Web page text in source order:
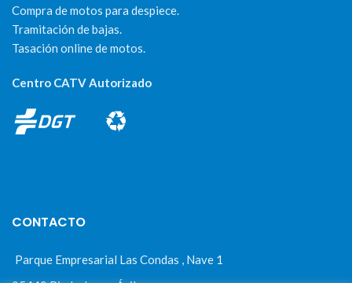
Compra de motos para despiece.
Tramitación de bajas.
Tasación online de motos.
Centro CATV Autorizado
CONTACTO
Parque Empresarial Las Condas , Nave 1
05440 Piedralaves-Ávila